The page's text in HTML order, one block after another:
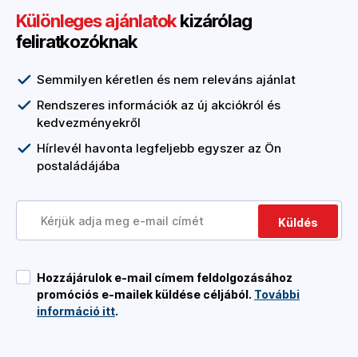
Különleges ajánlatokkizárólag
feliratkozóknak
Semmilyen kéretlen és nem releváns ajánlat
Rendszeres információk az új akciókról és
kedvezményekről
Hírlevél havonta legfeljebb egyszer az Ön
postaládájába
Küldés
Hozzájárulok e-mail címem feldolgozásához
promóciós e-mailek küldése céljából. További
információ itt.